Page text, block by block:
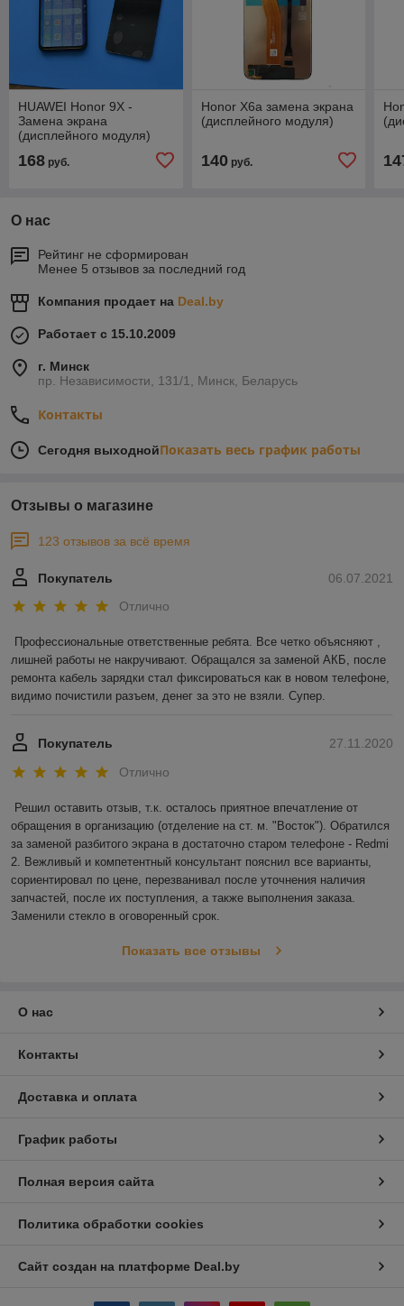
HUAWEI Honor 9X -
Замена экрана
(дисплейного модуля)
168 руб.
Honor X6a замена экрана
(дисплейного модуля)
140руб.
О нас
Рейтинг не сформирован
Менее 5 отзывов за последний год
Компания продает на Deal.by
Работает с 15.10.2009
г. Минск
пр. Независимости, 131/1, Минск, Беларусь
Контакты
Сегодня выходнойПоказать весь график работы
Отзывы о магазине
123 отзывов за всё время
06.07.2021
Покупатель
Отлично
Профессиональные ответственные ребята. Все четко объясняют ,
лишней работы не накручивают. Обращался за заменой АКБ, после
ремонта кабель зарядки стал фиксироваться как в новом телефоне,
видимо почистили разъем, денег за это не взяли. Супер.
27.11.2020
Покупатель
Отлично
Решил оставить отзыв, т.к. осталось приятное впечатление от
обращения в организацию (отделение на ст. м. "Восток"). Обратился
за заменой разбитого экрана в достаточно старом телефоне - Redmi
2. Вежливый и компетентный консультант пояснил все варианты,
сориентировал по цене, перезванивал после уточнения наличия
запчастей, после их поступления, а также выполнения заказа.
Заменили стекло в оговоренный срок.
Показать все отзывы
О нас
Контакты
Доставка и оплата
График работы
Полная версия сайта
Политика обработки cookies
Сайт создан на платформе Deal.by